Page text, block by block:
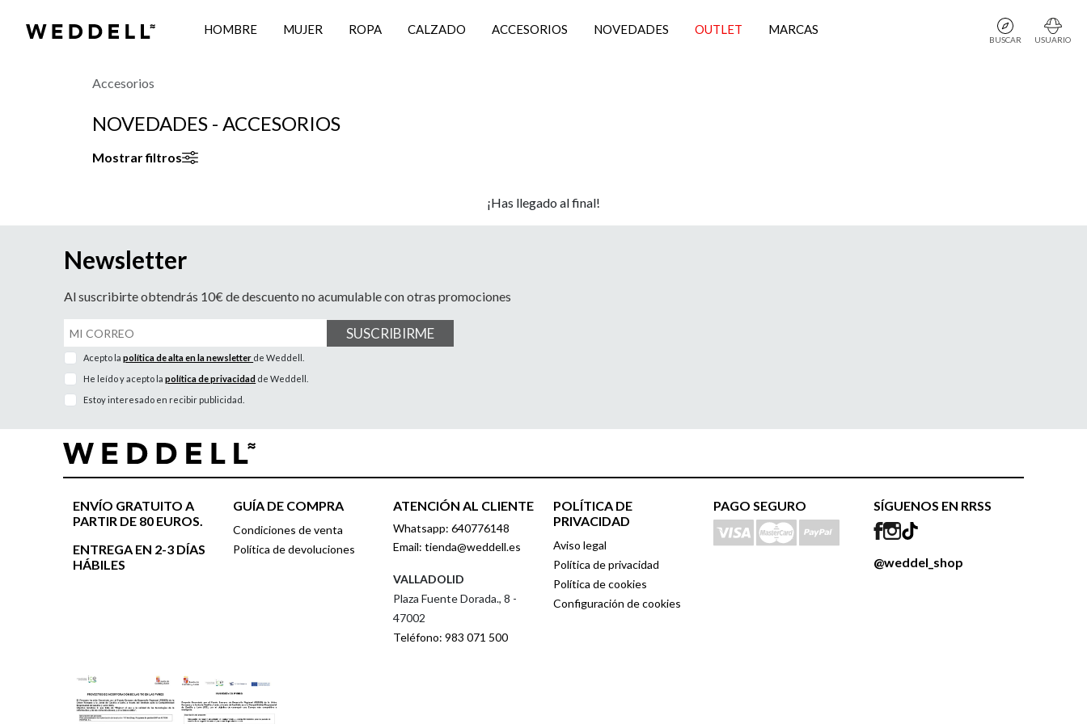
HOMBRE MUJER ROPA CALZADO ACCESORIOS NOVEDADES OUTLET MARCAS
BUSCAR USUARIO
Accesorios
NOVEDADES - ACCESORIOS
Mostrar filtros
¡Has llegado al final!
Newsletter
Al suscribirte obtendrás 10€ de descuento no acumulable con otras promociones
SUSCRIBIRME
Acepto lapolítica de alta en la newsletter de Weddell.
He leído y acepto lapolítica de privacidad de Weddell.
Estoy interesado en recibir publicidad.
ENVÍO GRATUITO A
PARTIR DE 80 EUROS.
ENTREGA EN 2-3 DÍAS
HÁBILES
GUÍA DE COMPRA
Condiciones de venta
Política de devoluciones
ATENCIÓN AL CLIENTE
Whatsapp: 640776148
Email: tienda@weddell.es
VALLADOLID
Plaza Fuente Dorada., 8 -
47002
Teléfono: 983 071 500
POLÍTICA DE
PRIVACIDAD
Aviso legal
Política de privacidad
Política de cookies
Configuración de cookies
PAGO SEGURO SÍGUENOS EN RRSS
@weddel_shop